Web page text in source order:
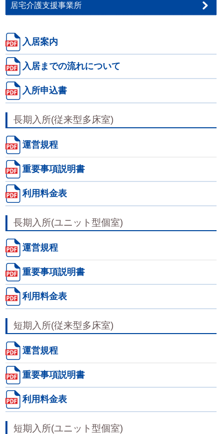
居宅介護支援事業所
入居案内
入居までの流れについて
入所申込書
長期入所(従来型多床室)
運営規程
重要事項説明書
利用料金表
長期入所(ユニット型個室)
運営規程
重要事項説明書
利用料金表
短期入所(従来型多床室)
運営規程
重要事項説明書
利用料金表
短期入所(ユニット型個室)